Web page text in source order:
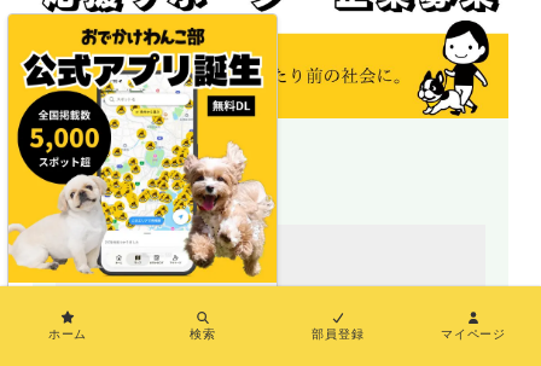
＼地図で探せる／
ホーム 検索 部員登録 マイページ